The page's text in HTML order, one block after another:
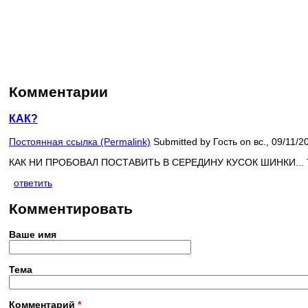
Комментарии
КАК?
Постоянная ссылка (Permalink) Submitted by Гость on вс., 09/11/
КАК НИ ПРОБОВАЛ ПОСТАВИТЬ В СЕРЕДИНУ КУСОК
ответить
Комментировать
Ваше имя
Тема
Комментарий *